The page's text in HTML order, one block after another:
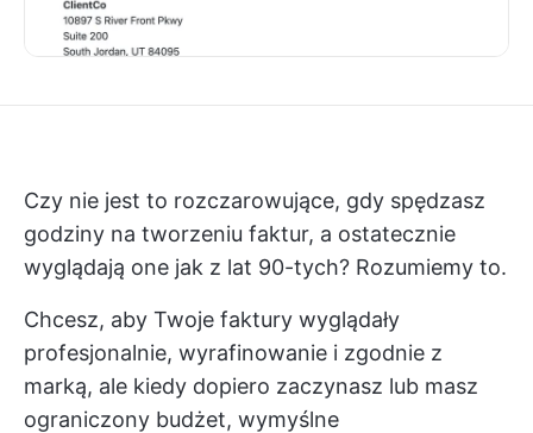
Czy nie jest to rozczarowujące, gdy spędzasz
godziny na tworzeniu faktur, a ostatecznie
wyglądają one jak z lat 90-tych? Rozumiemy to.
Chcesz, aby Twoje faktury wyglądały
profesjonalnie, wyrafinowanie i zgodnie z
marką, ale kiedy dopiero zaczynasz lub masz
ograniczony budżet, wymyślne